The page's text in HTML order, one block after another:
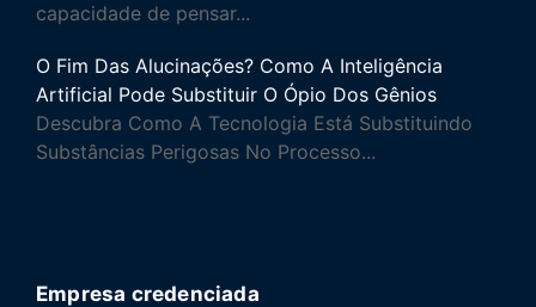
capacidade de pensar...
O Fim Das Alucinações? Como A Inteligência
Artificial Pode Substituir O Ópio Dos Gênios
Descubra Como A Tecnologia Está Substituindo
Substâncias Perigosas No Processo...
Empresa credenciada